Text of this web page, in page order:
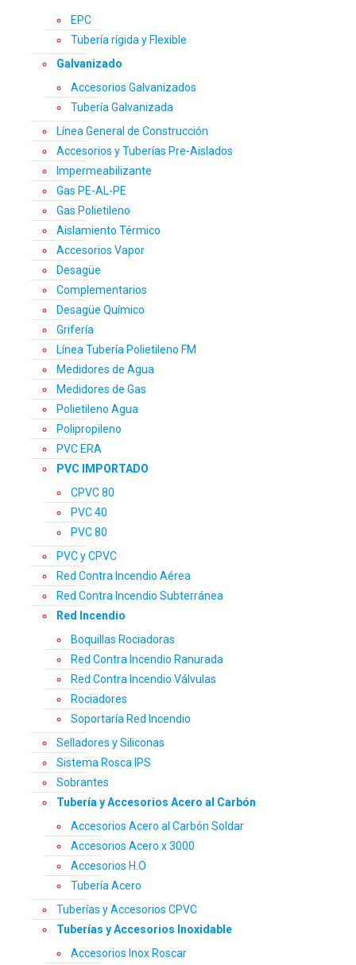
EPC
Tubería rígida y Flexible
Galvanizado
Accesorios Galvanizados
Tubería Galvanizada
Línea General de Construcción
Accesorios y Tuberías Pre-Aislados
Impermeabilizante
Gas PE-AL-PE
Gas Polietileno
Aislamiento Térmico
Accesorios Vapor
Desagüe
Complementarios
Desagüe Químico
Grifería
Línea Tubería Polietileno FM
Medidores de Agua
Medidores de Gas
Polietileno Agua
Polipropileno
PVC ERA
PVC IMPORTADO
CPVC 80
PVC 40
PVC 80
PVC y CPVC
Red Contra Incendio Aérea
Red Contra Incendio Subterránea
Red Incendio
Boquillas Rociadoras
Red Contra Incendio Ranurada
Red Contra Incendio Válvulas
Rociadores
Soportaría Red Incendio
Selladores y Siliconas
Sistema Rosca IPS
Sobrantes
Tubería y Accesorios Acero al Carbón
Accesorios Acero al Carbón Soldar
Accesorios Acero x 3000
Accesorios H.O
Tubería Acero
Tuberías y Accesorios CPVC
Tuberías y Accesorios Inoxidable
Accesorios Inox Roscar